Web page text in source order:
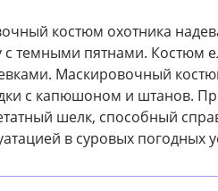
костюм охотника
с темными пятнами. Костюм
Маскировочный
с капюшоном и штанов.
шелк, способный
в суровых погодных